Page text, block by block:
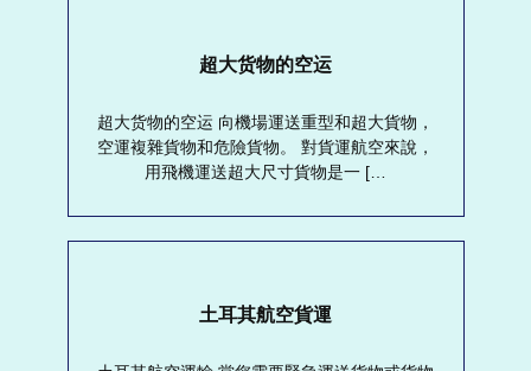
超大货物的空运
超大货物的空运 向機場運送重型和超大貨物，
空運複雜貨物和危險貨物。 對貨運航空來說，
用飛機運送超大尺寸貨物是一 […
土耳其航空貨運